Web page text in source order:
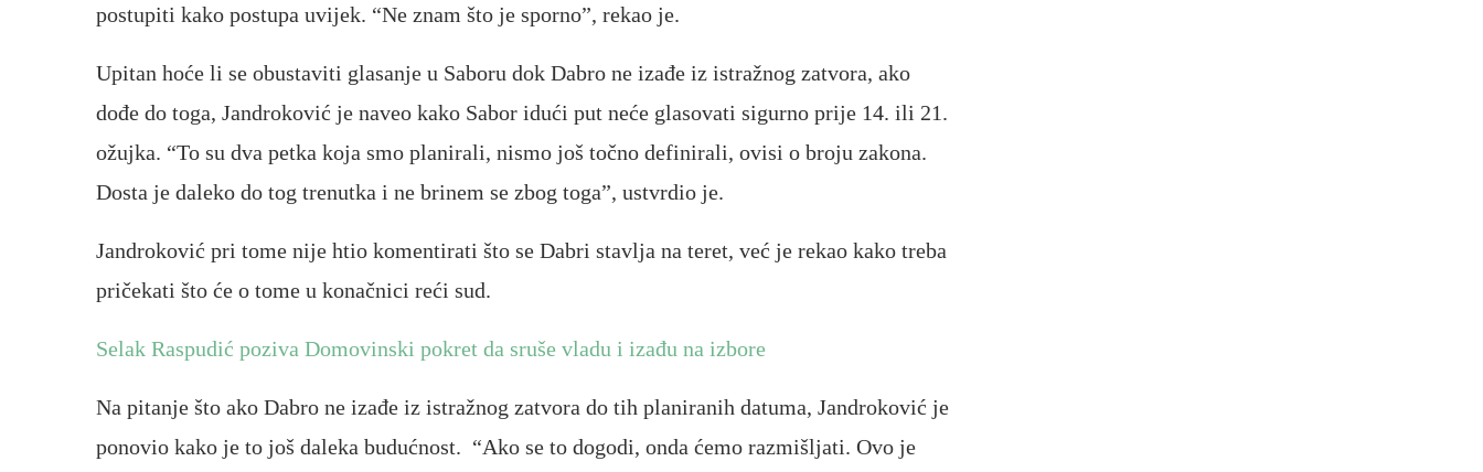
postupiti kako postupa uvijek. “Ne znam što je sporno”, rekao je.
Upitan hoće li se obustaviti glasanje u Saboru dok Dabro ne izađe iz istražnog zatvora, ako
dođe do toga, Jandroković je naveo kako Sabor idući put neće glasovati sigurno prije 14. ili 21.
ožujka. “To su dva petka koja smo planirali, nismo još točno definirali, ovisi o broju zakona.
Dosta je daleko do tog trenutka i ne brinem se zbog toga”, ustvrdio je.
Jandroković pri tome nije htio komentirati što se Dabri stavlja na teret, već je rekao kako treba
pričekati što će o tome u konačnici reći sud.
Selak Raspudić poziva Domovinski pokret da sruše vladu i izađu na izbore
Na pitanje što ako Dabro ne izađe iz istražnog zatvora do tih planiranih datuma, Jandroković je
ponovio kako je to još daleka budućnost. “Ako se to dogodi, onda ćemo razmišljati. Ovo je